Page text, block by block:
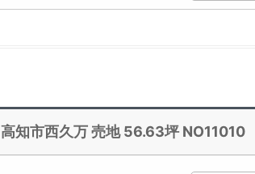
高知市西久万 売地 56.63坪 NO11010